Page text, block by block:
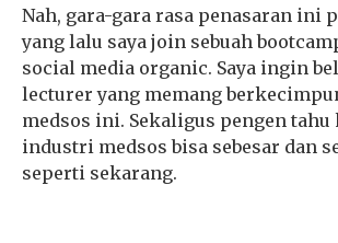
Nah, gara-gara rasa penasaran ini
yang lalu saya join sebuah
social media organic. Saya ingin
lecturer yang memang
medsos ini. Sekaligus pengen tahu
industri medsos bisa sebesar dan
seperti sekarang.